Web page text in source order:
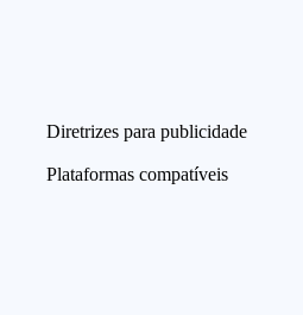
Diretrizes para publicidade
Plataformas compatíveis